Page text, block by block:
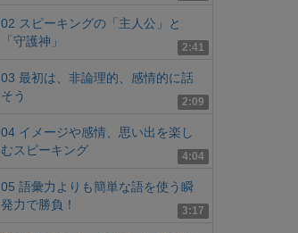
2:41
02 スピーキングの「主人公」と
「守護神」
2:09
03 最初は、非論理的、感情的に話
そう
4:04
04 イメージや感情、思い出を楽し
むスピーキング
3:17
05 語彙力よりも簡単な語を使う瞬
発力で勝負！